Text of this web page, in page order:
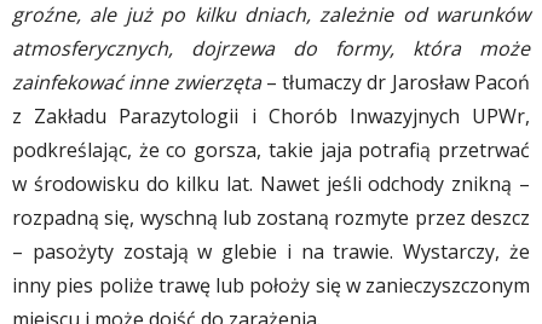
groźne, ale już po kilku dniach, zależnie od warunków
atmosferycznych, dojrzewa do formy, która może
zainfekować inne zwierzęta– tłumaczy dr Jarosław Pacoń
z Zakładu Parazytologii i Chorób Inwazyjnych UPWr,
podkreślając, że co gorsza, takie jaja potrafią przetrwać
w środowisku do kilku lat. Nawet jeśli odchody znikną –
rozpadną się, wyschną lub zostaną rozmyte przez deszcz
– pasożyty zostają w glebie i na trawie. Wystarczy, że
inny pies poliże trawę lub położy się w zanieczyszczonym